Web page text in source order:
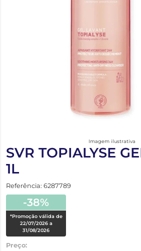
Imagem ilustrativa
SVR TOPIALYSE
1L
Referência: 6287789
-38%
*Promoção válida de
22/07/2026 a
31/08/2026
Preço: